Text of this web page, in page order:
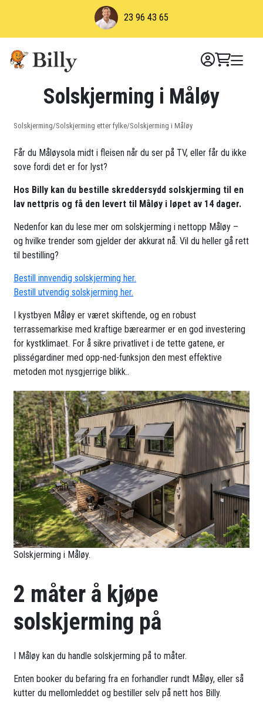
23 96 43 65
Solskjerming i Måløy
Solskjerming/Solskjerming etter fylke/Solskjerming i Måløy
Får du Måløysola midt i fleisen når du ser på TV, eller får du ikke
sove fordi det er for lyst?
Hos Billy kan du bestille skreddersydd solskjerming til en
lav nettpris og få den levert til Måløy i løpet av 14 dager.
Nedenfor kan du lese mer om solskjerming i nettopp Måløy –
og hvilke trender som gjelder der akkurat nå. Vil du heller gå rett
til bestilling?
Bestill innvendig solskjerming her.
Bestill utvendig solskjerming her.
I kystbyen Måløy er været skiftende, og en robust
terrassemarkise med kraftige bærearmer er en god investering
for kystklimaet. For å sikre privatlivet i de tette gatene, er
plisségardiner med opp-ned-funksjon den mest effektive
metoden mot nysgjerrige blikk..
Solskjerming i Måløy.
2 måter å kjøpe
solskjerming på
I Måløy kan du handle solskjerming på to måter.
Enten booker du befaring fra en forhandler rundt Måløy, eller så
kutter du mellomleddet og bestiller selv på nett hos Billy.